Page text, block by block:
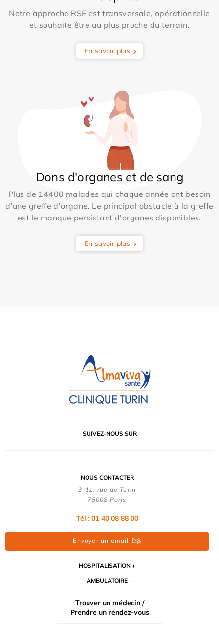
Notre approche RSE est transversale, opérationnelle
et souhaite être au plus proche du terrain.
En savoir plus
Dons d'organes et de sang
Plus de 14400 malades qui chaque année ont besoin
d'une greffe d'organe. Le principal obstacle à la greffe
est le manque persistant d'organes disponibles.
En savoir plus
SUIVEZ-NOUS SUR
NOUS CONTACTER
3-11, rue de Turin
75008 Paris
Tél : 01 40 08 88 00
Envoyer un email
HOSPITALISATION
AMBULATOIRE
Trouver un médecin /
Prendre un rendez-vous